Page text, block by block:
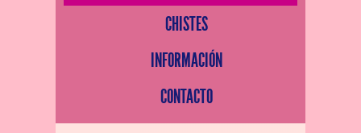
CHISTES
INFORMACIÓN
CONTACTO